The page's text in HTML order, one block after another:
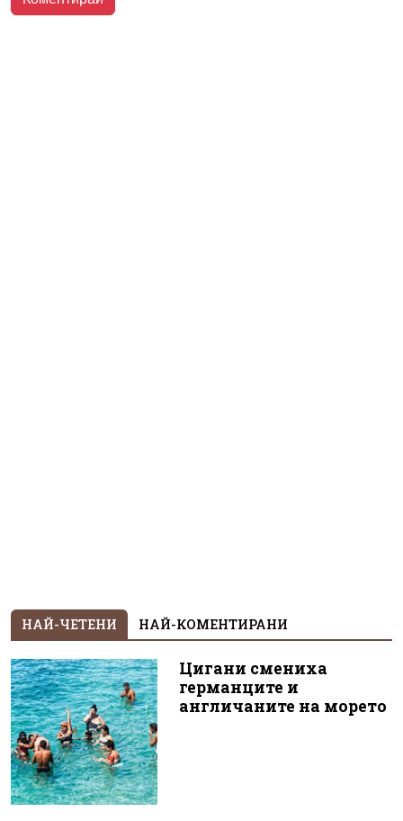
НАЙ-ЧЕТЕНИ НАЙ-КОМЕНТИРАНИ
Цигани смениха
германците и
англичаните на морето